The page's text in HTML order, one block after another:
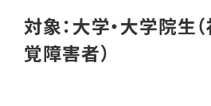
対象：大学・大学院生
覚障害者）